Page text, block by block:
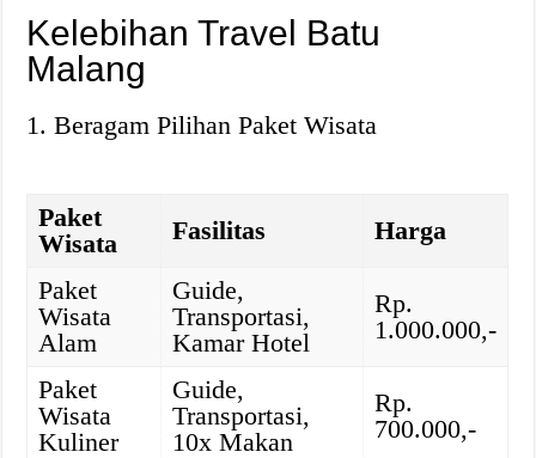
Kelebihan Travel Batu
Malang
1. Beragam Pilihan Paket Wisata
Paket
Wisata
Fasilitas
Harga
Paket
Wisata
Alam
Guide,
Transportasi,
Kamar Hotel
Rp.
1.000.000,-
Paket
Wisata
Kuliner
Guide,
Transportasi,
10x Makan
Rp.
700.000,-